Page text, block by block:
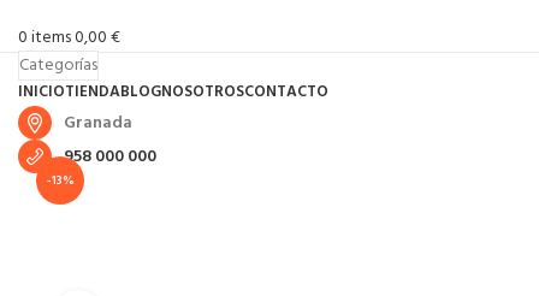
0items0,00€
Categorías
INICIOTIENDABLOGNOSOTROSCONTACTO
Granada
958 000 000
-13%